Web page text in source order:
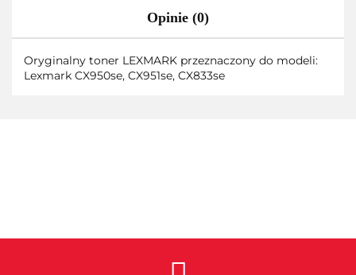
Opinie (0)
Oryginalny toner LEXMARK przeznaczony do modeli:
Lexmark CX950se, CX951se, CX833se